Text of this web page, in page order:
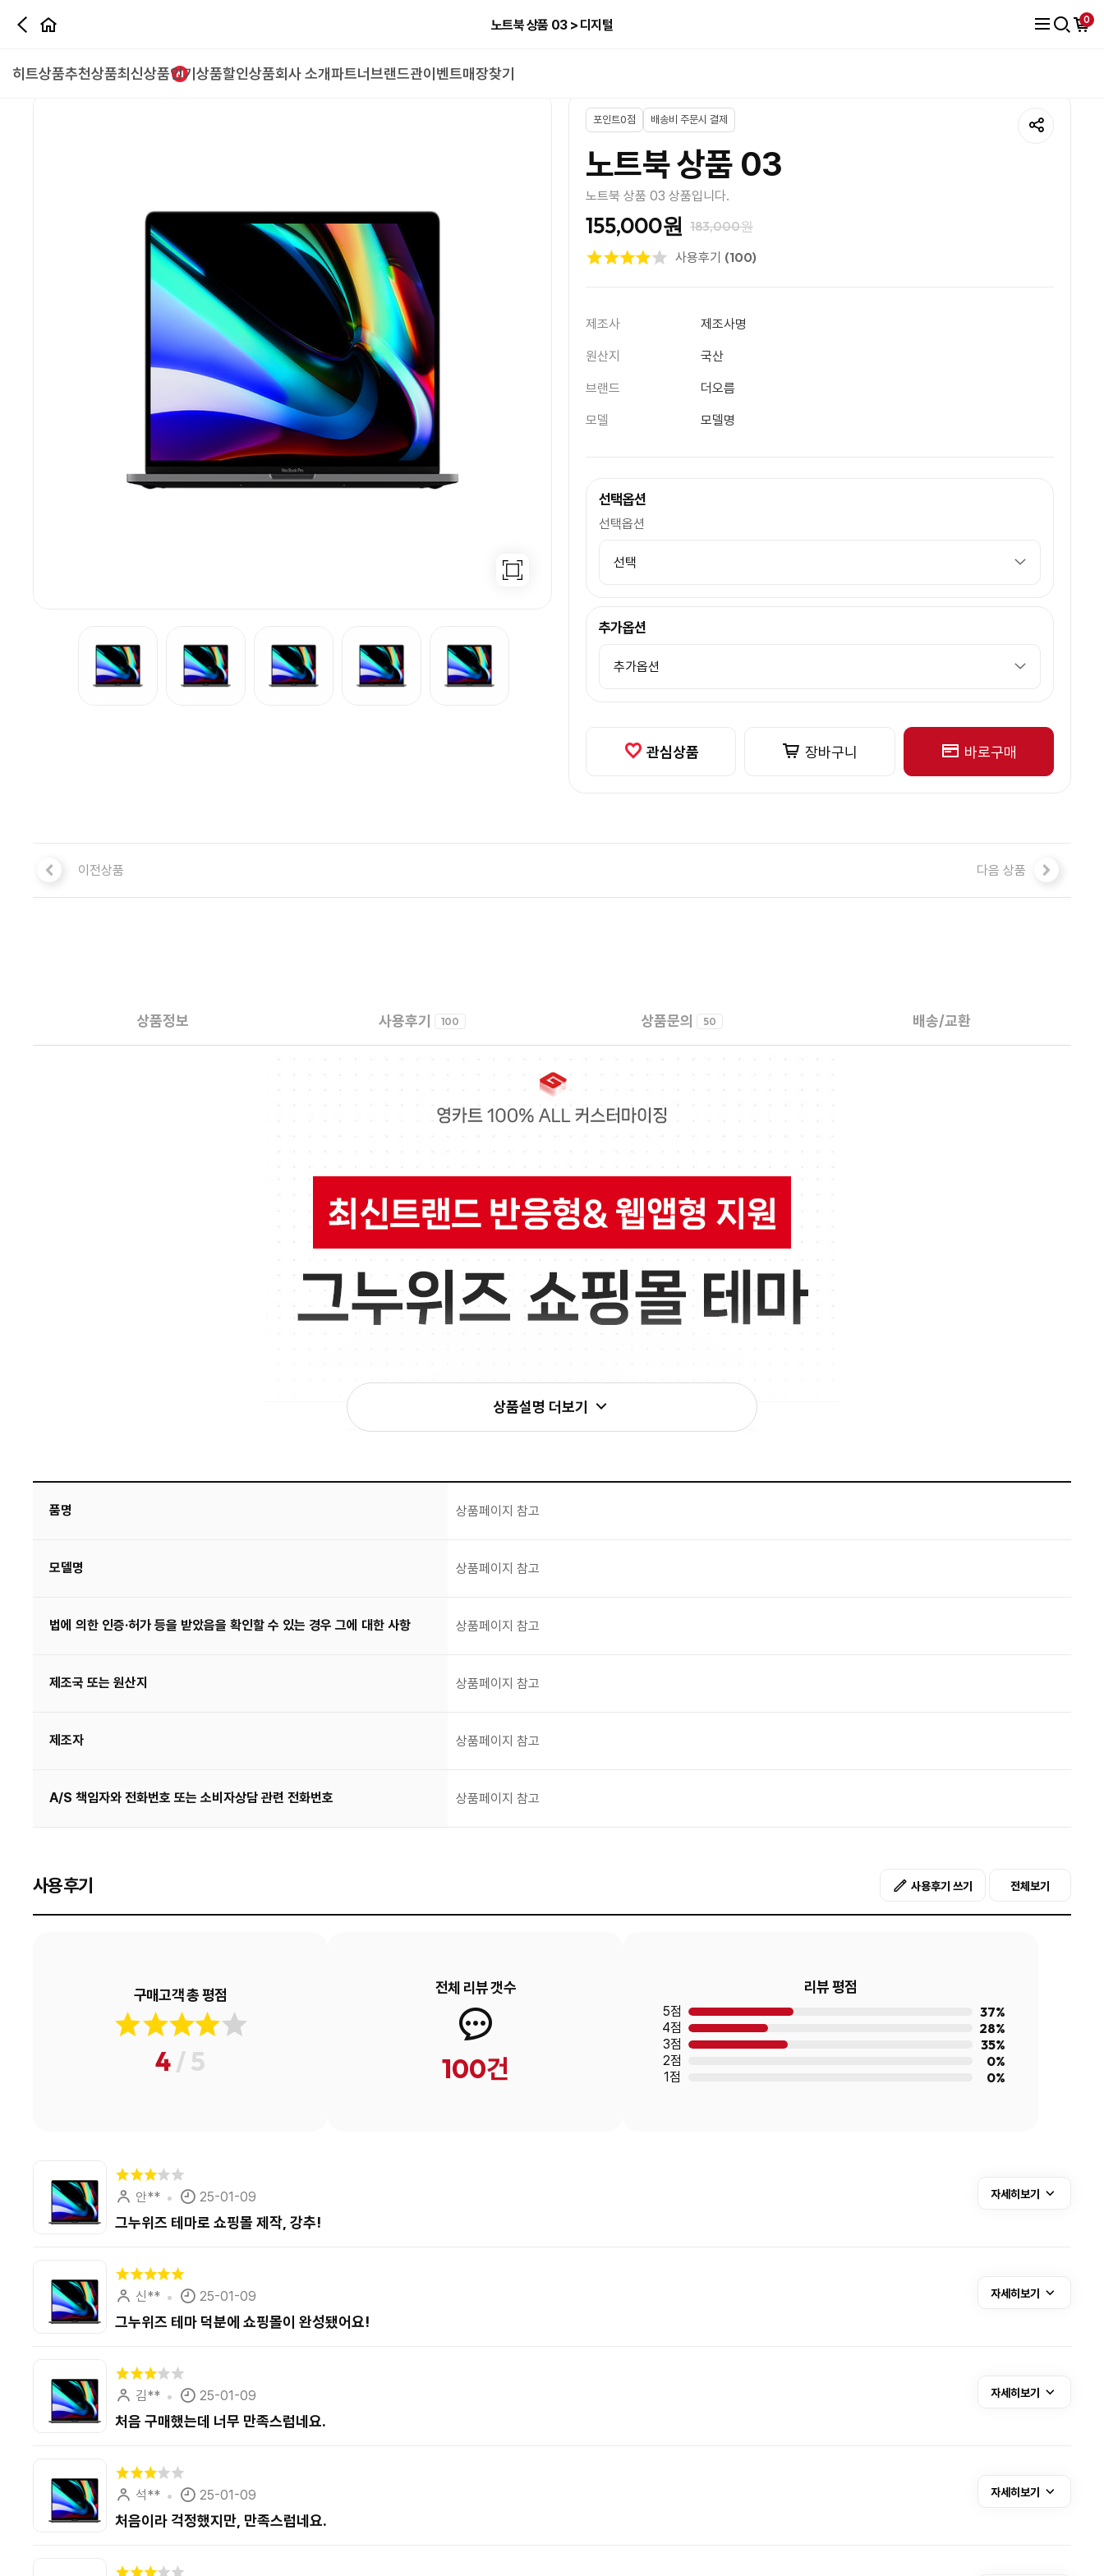
노트북 상품 03 > 디지털
히트상품추천상품최신상품인기상품할인상품회사 소개파트너브랜드관이벤트매장찾기
0
포인트0점 배송비 주문시 결제
노트북 상품 03
노트북 상품 03 상품입니다.
155,000원 183,000원
사용후기 (100)
제조사 제조사명
원산지 국산
브랜드 더오름
모델 모델명
선택옵션
선택옵션
추가옵션
관심상품 장바구니 바로구매
이전상품 다음 상품
상품정보 사용후기 100 상품문의 50 배송/교환
상품설명 더보기
품명 상품페이지 참고
모델명 상품페이지 참고
법에 의한 인증·허가 등을 받았음을 확인할 수 있는 경우 그에 대한 사항 상품페이지 참고
제조국 또는 원산지 상품페이지 참고
제조자 상품페이지 참고
A/S 책임자와 전화번호 또는 소비자상담 관련 전화번호 상품페이지 참고
사용후기 사용후기 쓰기 전체보기
구매고객 총 평점
4/ 5
전체 리뷰 갯수
100건
리뷰 평점
5점 37%
4점 28%
3점 35%
2점 0%
1점 0%
안** 25-01-09
그누위즈 테마로 쇼핑몰 제작, 강추!
자세히보기
신** 25-01-09
그누위즈 테마 덕분에 쇼핑몰이 완성됐어요!
자세히보기
김** 25-01-09
처음 구매했는데 너무 만족스럽네요.
자세히보기
석** 25-01-09
처음이라 걱정했지만, 만족스럽네요.
자세히보기